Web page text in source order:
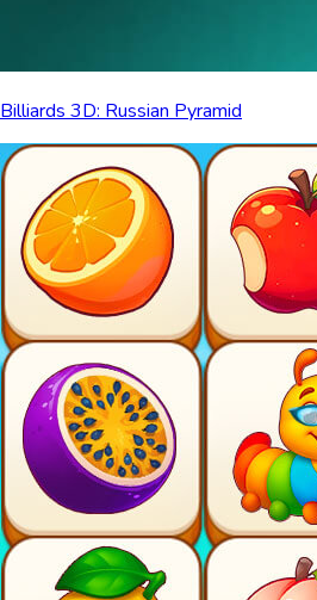
Billiards 3D: Russian Pyramid